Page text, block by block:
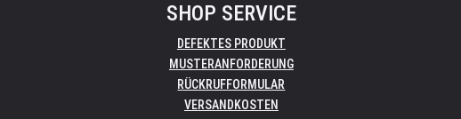
SHOP SERVICE
DEFEKTES PRODUKT
MUSTERANFORDERUNG
RÜCKRUFFORMULAR
VERSANDKOSTEN